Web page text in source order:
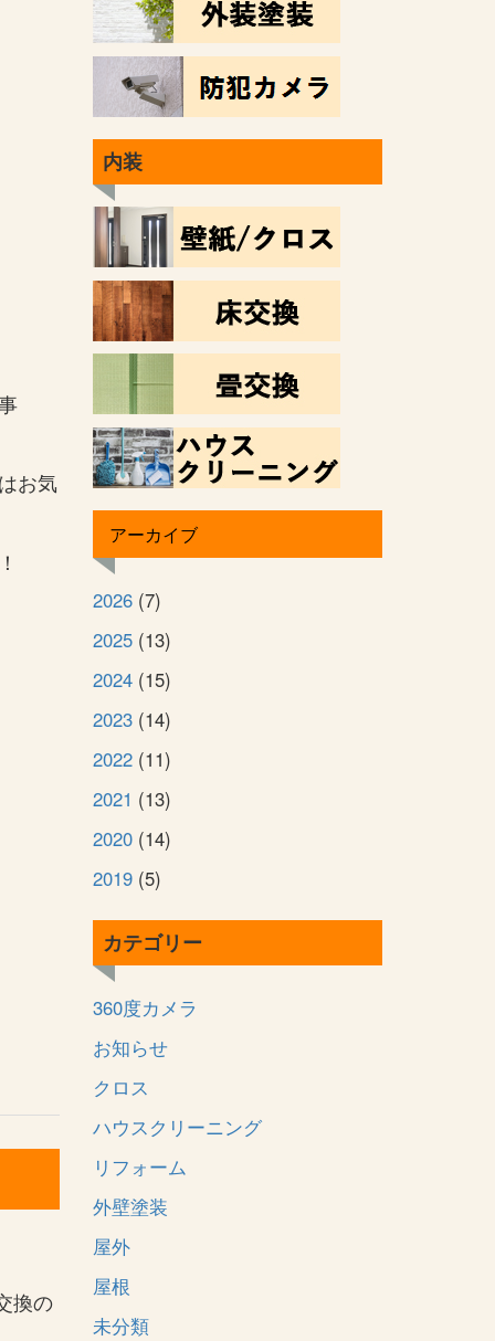
お気
換の
内装
アーカイブ
2026(7)
2025(13)
2024(15)
2023(14)
2022(11)
2021 (13)
2020(14)
2019(5)
カテゴリー
360度カメラ
お知らせ
クロス
ハウスクリーニング
リフォーム
外壁塗装
屋外
屋根
未分類